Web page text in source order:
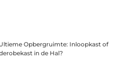
Opbergruimte: Inloopkast of
in de Hal?